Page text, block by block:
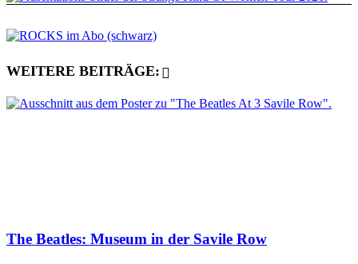
WEITERE BEITRÄGE:
The Beatles: Museum in der Savile Row